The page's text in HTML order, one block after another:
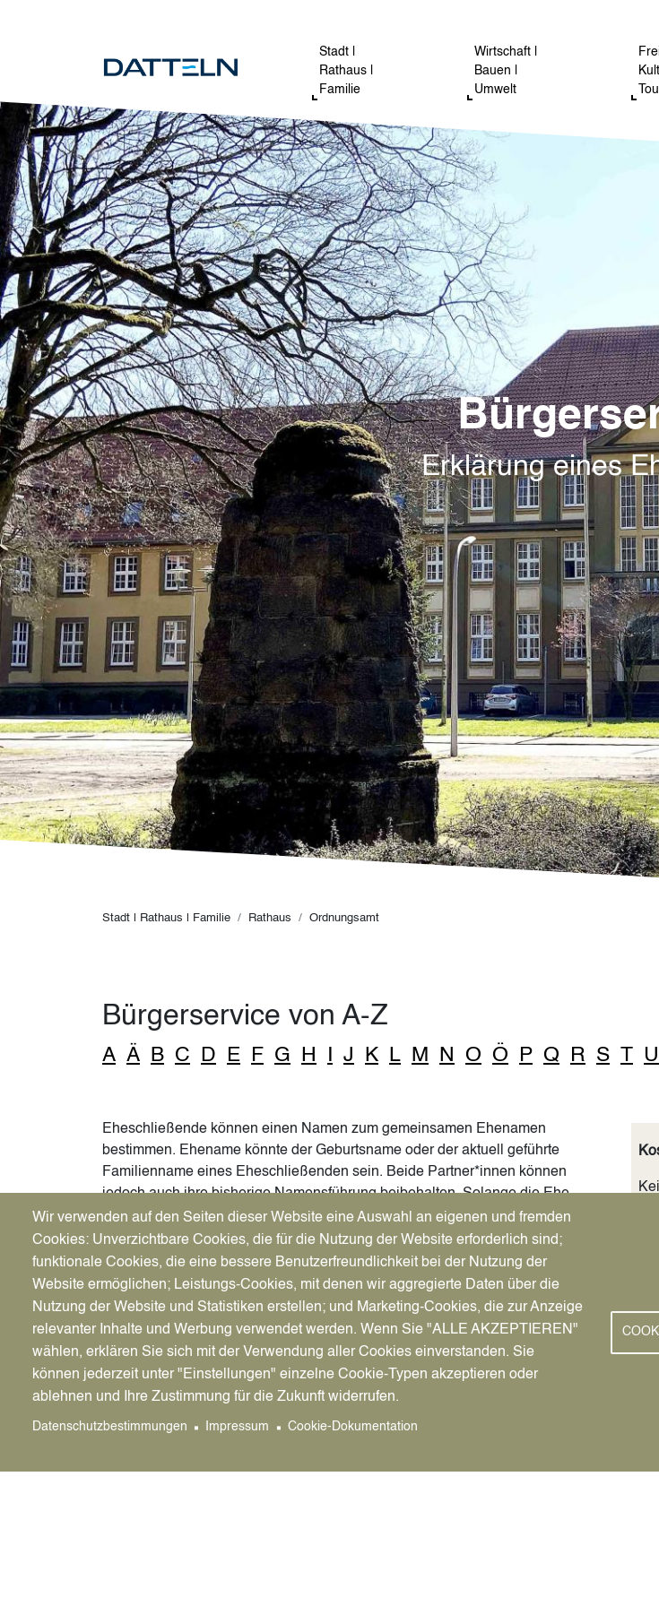
Stadt |
Rathaus |
Familie
Wirtschaft |
Bauen |
Umwelt
Erklärung eines
Pfadnavigation
Stadt | Rathaus | Familie Rathaus Ordnungsamt
Bürgerservice von A-Z
A Ä B C D E F G H J K L M N O Ö P Q R S T U
Eheschließende können einen Namen zum gemeinsamen Ehenamen
bestimmen. Ehename könnte der Geburtsname oder der aktuell geführte
Familienname eines Eheschließenden sein. Beide Partner*innen können
jedoch auch ihre bisherige Namensführung beibehalten. Solange die Ehe
besteht, ist die nachträgliche Bestimmung eines Ehenamens jederzeit möglich.
Wir verwenden auf den Seiten dieser Website eine Auswahl an eigenen und fremden
Cookies: Unverzichtbare Cookies, die für die Nutzung der Website erforderlich sind;
funktionale Cookies, die eine bessere Benutzerfreundlichkeit bei der Nutzung der
Website ermöglichen; Leistungs-Cookies, mit denen wir aggregierte Daten über die
Nutzung der Website und Statistiken erstellen; und Marketing-Cookies, die zur Anzeige
relevanter Inhalte und Werbung verwendet werden. Wenn Sie "ALLE AKZEPTIEREN"
wählen, erklären Sie sich mit der Verwendung aller Cookies einverstanden. Sie
können jederzeit unter "Einstellungen" einzelne Cookie-Typen akzeptieren oder
ablehnen und Ihre Zustimmung für die Zukunft widerrufen.
Datenschutzbestimmungen Impressum Cookie-Dokumentation